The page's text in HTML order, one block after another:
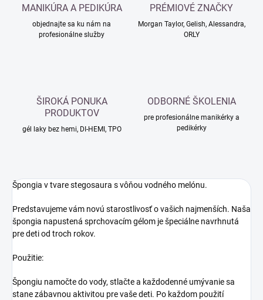
MANIKÚRA A PEDIKÚRA
objednajte sa ku nám na
profesionálne služby
PRÉMIOVÉ ZNAČKY
Morgan Taylor, Gelish, Alessandra,
ORLY
ŠIROKÁ PONUKA
PRODUKTOV
gél laky bez hemi, DI-HEMI, TPO
ODBORNÉ ŠKOLENIA
pre profesionálne manikérky a
pedikérky
Špongia v tvare stegosaura s vôňou vodného melónu.
Predstavujeme vám novú starostlivosť o vašich najmenších. Naša
špongia napustená sprchovacím gélom je špeciálne navrhnutá
pre deti od troch rokov.
Použitie:
Špongiu namočte do vody, stlačte a každodenné umývanie sa
stane zábavnou aktivitou pre vaše deti. Po každom použití